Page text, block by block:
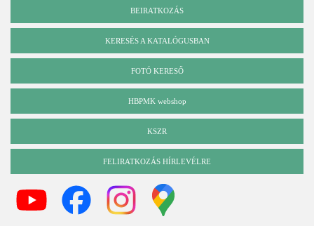
BEIRATKOZÁS
Katalógus
KERESÉS A KATALÓGUSBAN
FOTÓ KERESŐ
HBPMK webshop
KSZR
FELIRATKOZÁS HÍRLEVÉLRE